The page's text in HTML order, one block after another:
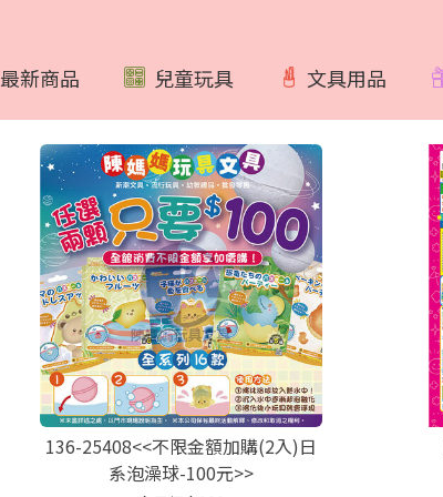
最新商品 兒童玩具 文具用品
136-25408<<不限金額加購(2入)日
系泡澡球-100元>>